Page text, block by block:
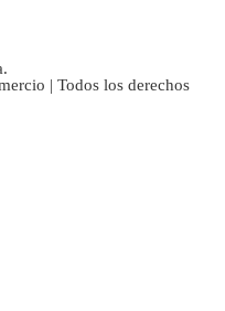
| Todos los derechos